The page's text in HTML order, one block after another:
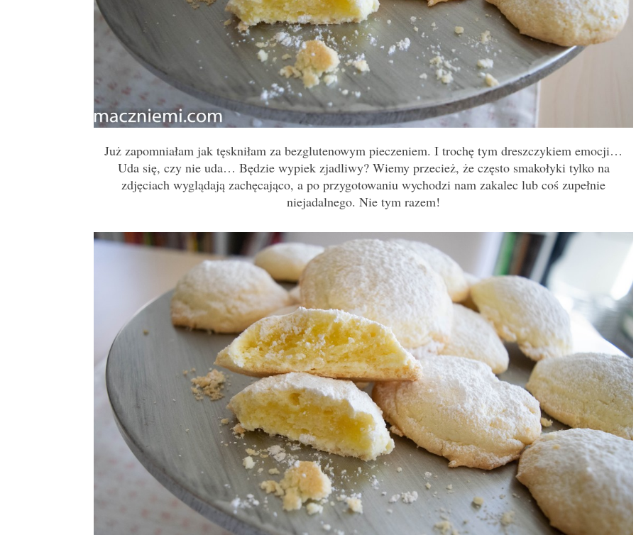
Już zapomniałam jak tęskniłam za bezglutenowym pieczeniem. I trochę tym dreszczykiem emocji…
Uda się, czy nie uda… Będzie wypiek zjadliwy? Wiemy przecież, że często smakołyki tylko na
zdjęciach wyglądają zachęcająco, a po przygotowaniu wychodzi nam zakalec lub coś zupełnie
niejadalnego. Nie tym razem!